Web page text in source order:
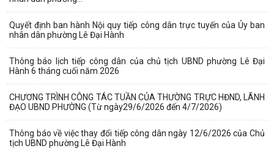
Quyết định ban hành Nội quy tiếp công dân trực tuyến của Ủy ban
nhân dân phường Lê Đại Hành
Thông báo lịch tiếp công dân của chủ tịch UBND phường Lê Đại
Hành 6 tháng cuối năm 2026
CHƯƠNG TRÌNH CÔNG TÁC TUẦN CỦA THƯỜNG TRỰC HĐND, LÃNH
ĐẠO UBND PHƯỜNG (Từ ngày29/6/2026 đến 4/7/2026)
Thông báo về việc thay đổi tiếp công dân ngày 12/6/2026 của Chủ
tịch UBND phường Lê Đại Hành